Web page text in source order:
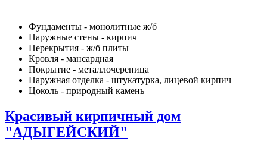
Фундаменты - монолитные ж/б
Наружные стены - кирпич
Перекрытия - ж/б плиты
Кровля - мансардная
Покрытие - металлочерепица
Наружная отделка - штукатурка, лицевой кирпич
Цоколь - природный камень
Красивый кирпичный дом
"АДЫГЕЙСКИЙ"